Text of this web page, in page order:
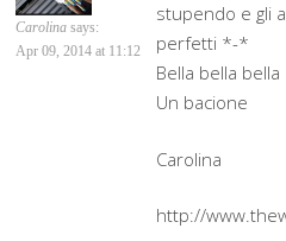
Carolina says:
Apr 09, 2014 at 11:12
stupendo e gli
perfetti *-*
Bella bella bella
Un bacione
Carolina
http://